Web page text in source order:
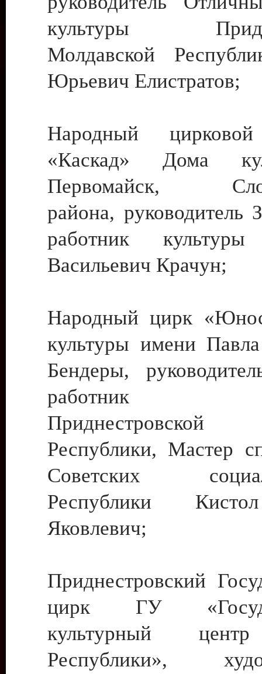
культуры
Молдавской
Юрьевич Елистратов;
Народный цирковой
«Каскад» Дома
Первомайск,
района, руководитель
работник культуры
Васильевич Крачун;
Народный цирк
культуры имени
Бендеры,
работник
Приднестровской
Республики, Мастер
Советских
Республики
Яковлевич;
Приднестровский
цирк ГУ
культурный
Республики»,